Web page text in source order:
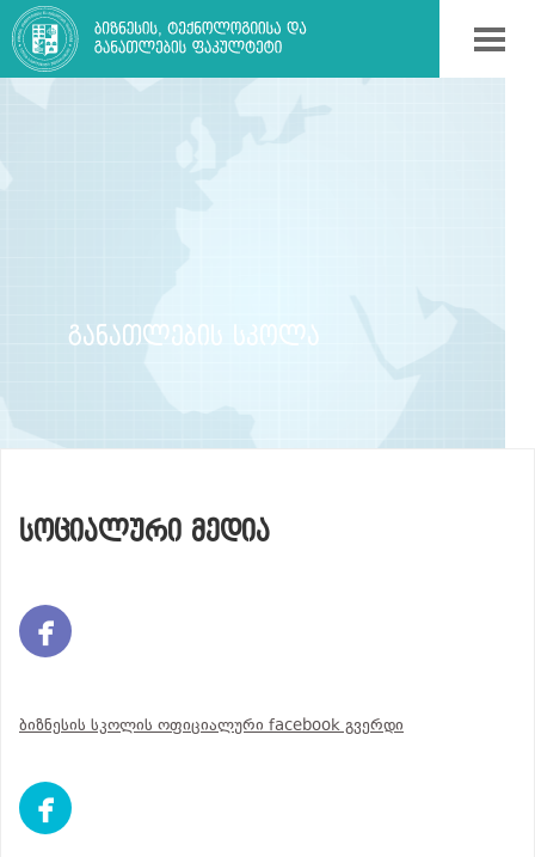
ᲒᲐᲜᲐᲗᲚᲔᲑᲘᲡ ᲡᲙᲝᲚᲐ
ᲡᲝᲪᲘᲐᲚᲣᲠᲘ ᲛᲔᲓᲘᲐ
ბიზნესის სკოლის ოფიციალური facebook გვერდი